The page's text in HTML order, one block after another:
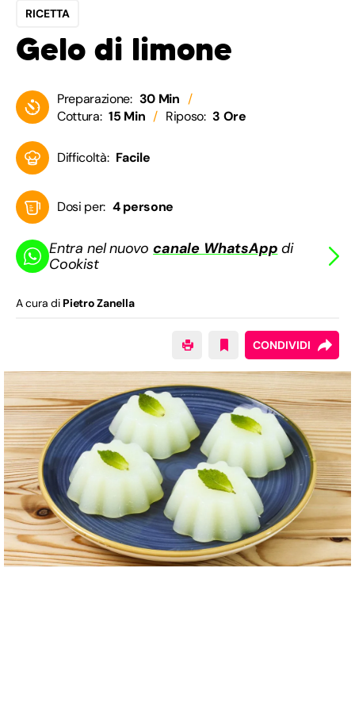
RICETTA
Gelo di limone
Preparazione: 30 Min
Cottura: 15 Min Riposo: 3 Ore
Difficoltà: Facile
Dosi per: 4 persone
Entra nel nuovocanale WhatsApp di
Cookist
A cura di Pietro Zanella
CONDIVIDI